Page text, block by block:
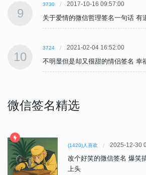
9
3730 2017-10-16 09:57:00
关于爱情的微信哲理签名一句话 有
10
3724 2021-02-04 16:52:00
不明显但是却又很甜的情侣签名 幸
微信签名精选
(1420)人喜欢 2025-12-30
改个好笑的微信签名 爆笑
上头